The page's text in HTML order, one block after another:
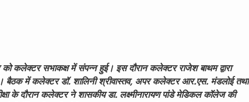
को कलेक्टर सभाकक्ष में संपन्न हुई। इस दौरान कलेक्टर राजेश बाथम द्वारा
बैठक में कलेक्टर डॉ. शालिनी श्रीवास्तव, अपर कलेक्टर आर.एस. मंडलोई तथा
के दौरान कलेक्टर ने शासकीय डा. लक्ष्मीनारायण पांडे मेडिकल कॉलेज की